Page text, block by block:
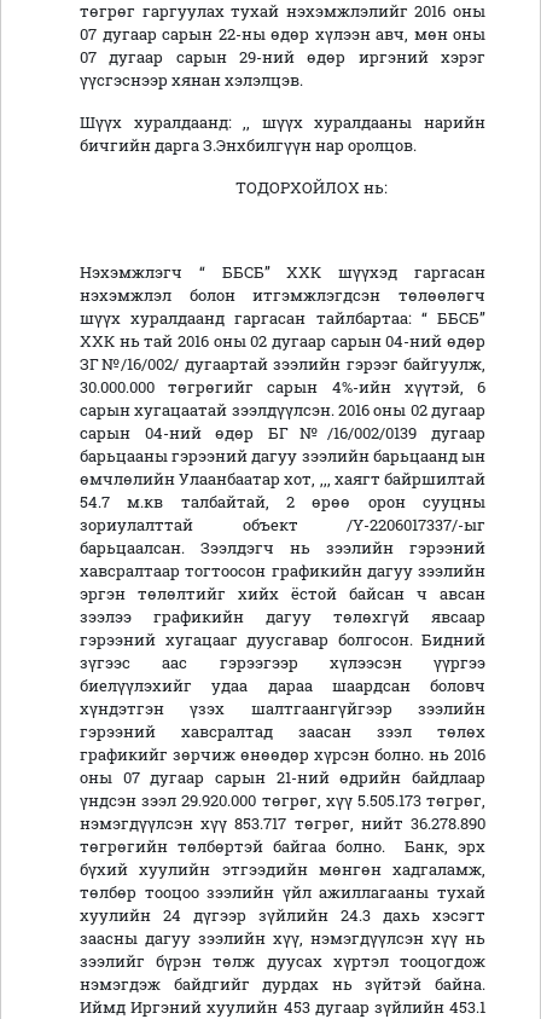
төгрөг гаргуулах тухай нэхэмжлэлийг 2016 оны
07 дугаар сарын 22-ны өдөр хүлээн авч, мөн оны
07 дугаар сарын 29-ний өдөр иргэний хэрэг
үүсгэснээр хянан хэлэлцэв.
Шүүх хуралдаанд: ,, шүүх хуралдааны нарийн
бичгийн дарга З.Энхбилгүүн нар оролцов.
ТОДОРХОЙЛОХ нь:
Нэхэмжлэгч “ ББСБ” ХХК шүүхэд гаргасан
нэхэмжлэл болон итгэмжлэгдсэн төлөөлөгч
шүүх хуралдаанд гаргасан тайлбартаа: “ ББСБ”
ХХК нь тай 2016 оны 02 дугаар сарын 04-ний өдөр
ЗГ№/16/002/ дугаартай зээлийн гэрээг байгуулж,
30.000.000 төгрөгийг сарын 4%-ийн хүүтэй, 6
сарын хугацаатай зээлдүүлсэн. 2016 оны 02 дугаар
сарын 04-ний өдөр БГ№/16/002/0139 дугаар
барьцааны гэрээний дагуу зээлийн барьцаанд ын
өмчлөлийн Улаанбаатар хот, ,,, хаягт байршилтай
54.7 м.кв талбайтай, 2 өрөө орон сууцны
зориулалттай объект /Ү-2206017337/-ыг
барьцаалсан. Зээлдэгч нь зээлийн гэрээний
хавсралтаар тогтоосон графикийн дагуу зээлийн
эргэн төлөлтийг хийх ёстой байсан ч авсан
зээлээ графикийн дагуу төлөхгүй явсаар
гэрээний хугацааг дуусгавар болгосон. Бидний
зүгээс аас гэрээгээр хүлээсэн үүргээ
биелүүлэхийг удаа дараа шаардсан боловч
хүндэтгэн үзэх шалтгаангүйгээр зээлийн
гэрээний хавсралтад заасан зээл төлөх
графикийг зөрчиж өнөөдөр хүрсэн болно. нь 2016
оны 07 дугаар сарын 21-ний өдрийн байдлаар
үндсэн зээл 29.920.000 төгрөг, хүү 5.505.173 төгрөг,
нэмэгдүүлсэн хүү 853.717 төгрөг, нийт 36.278.890
төгрөгийн төлбөртэй байгаа болно. Банк, эрх
бүхий хуулийн этгээдийн мөнгөн хадгаламж,
төлбөр тооцоо зээлийн үйл ажиллагааны тухай
хуулийн 24 дүгээр зүйлийн 24.3 дахь хэсэгт
заасны дагуу зээлийн хүү, нэмэгдүүлсэн хүү нь
зээлийг бүрэн төлж дуусах хүртэл тооцогдож
нэмэгдэж байдгийг дурдах нь зүйтэй байна.
Иймд Иргэний хуулийн 453 дугаар зүйлийн 453.1